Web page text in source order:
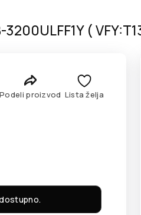
(
Podeli proizvod Lista želja